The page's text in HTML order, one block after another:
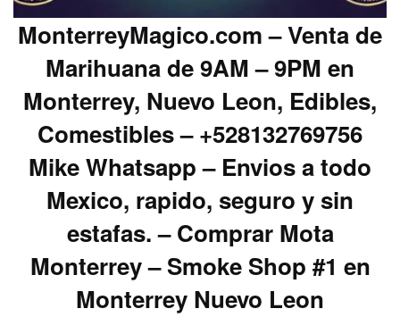
MonterreyMagico.com – Venta de
Marihuana de 9AM – 9PM en
Monterrey, Nuevo Leon, Edibles,
Comestibles – +528132769756
Mike Whatsapp – Envios a todo
Mexico, rapido, seguro y sin
estafas. – Comprar Mota
Monterrey – Smoke Shop #1 en
Monterrey Nuevo Leon